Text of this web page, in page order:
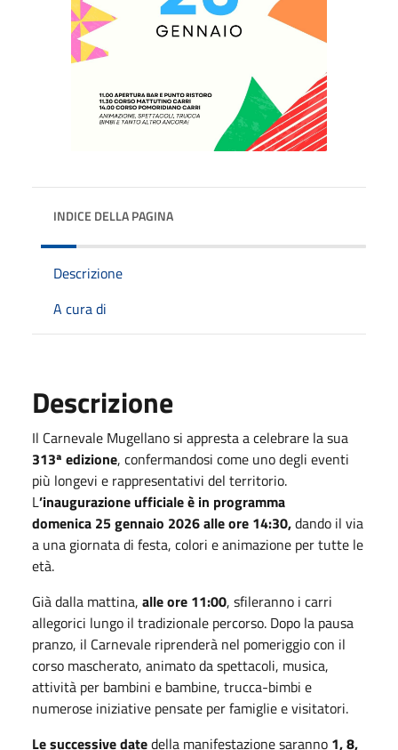
INDICE DELLA PAGINA
Descrizione
A cura di
Descrizione
Il Carnevale Mugellano si appresta a celebrare la sua
313ª edizione, confermandosi come uno degli eventi
più longevi e rappresentativi del territorio.
L’inaugurazione ufficiale è in programma
domenica 25 gennaio 2026 alle ore 14:30,dando il via
a una giornata di festa, colori e animazione per tutte le
età.
Già dalla mattina, alle ore 11:00, sfileranno i carri
allegorici lungo il tradizionale percorso. Dopo la pausa
pranzo, il Carnevale riprenderà nel pomeriggio con il
corso mascherato, animato da spettacoli, musica,
attività per bambini e bambine, trucca-bimbi e
numerose iniziative pensate per famiglie e visitatori.
Le successive datedella manifestazione saranno 1, 8,